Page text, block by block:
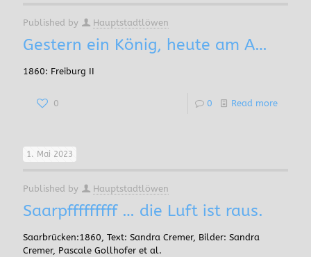
Published by Hauptstadtlöwen
Gestern ein König, heute am A…
1860: Freiburg II
0 0 Read more
1. Mai 2023
Published by Hauptstadtlöwen
Saarpfffffffff … die Luft ist raus.
Saarbrücken:1860, Text: Sandra Cremer, Bilder: Sandra
Cremer, Pascale Gollhofer et al.